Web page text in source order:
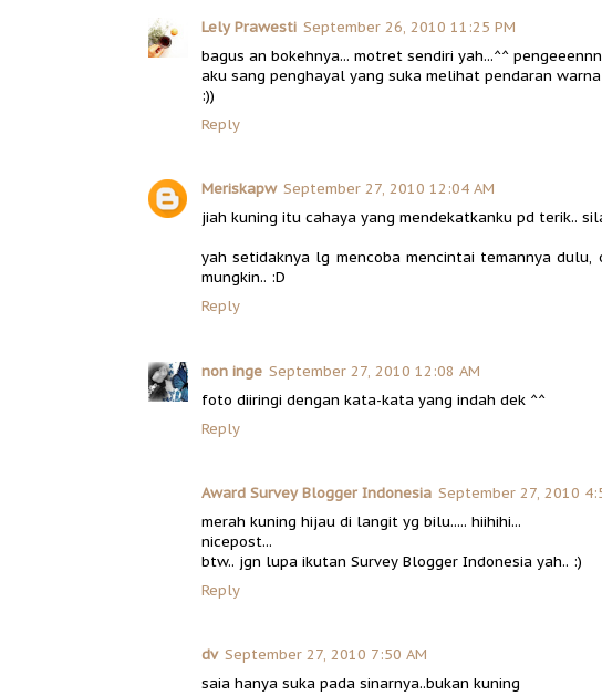
Lely Prawesti September 26, 2010 11:25 PM
bagus an bokehnya... motret sendiri yah...^^
aku sang penghayal yang suka melihat pendaran
:))
Reply
Meriskapw September 27, 2010 12:04 AM
jiah kuning itu cahaya yang mendekatkanku pd terik..
yah setidaknya lg mencoba mencintai temannya
mungkin.. :D
Reply
non inge September 27, 2010 12:08 AM
foto diiringi dengan kata-kata yang indah dek ^^
Reply
Award Survey Blogger Indonesia September 27, 2010
merah kuning hijau di langit yg bilu..... hiihihi...
nicepost...
btw.. jgn lupa ikutan Survey Blogger Indonesia yah.. :)
Reply
dv September 27, 2010 7:50 AM
saia hanya suka pada sinarnya..bukan kuning